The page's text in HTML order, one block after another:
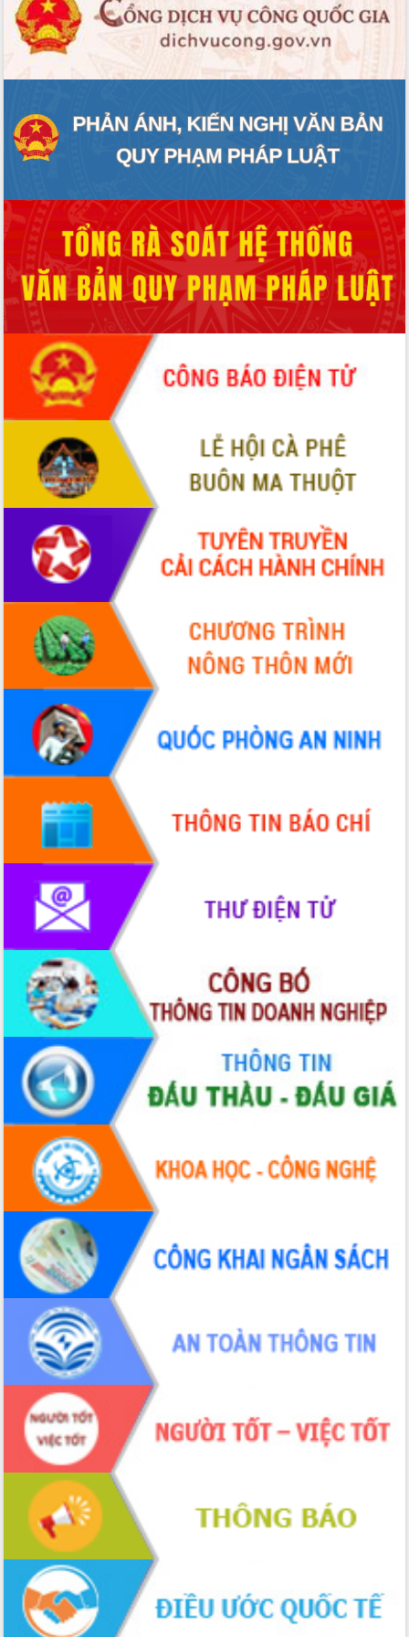
Lắk
Khơi thông điểm nghẽn, đẩy nhanh
giải ngân vốn khắc phục thiên tai
HĐND tỉnh thông qua điều chỉnh Quy
Hội thảo góp ý hồ sơ điều chỉnh quy
hoạch tỉnh Đắk Lắk thời kỳ 2021-2030,
tầm nhìn đến năm 2050
doanh nghiệp nhà nước
Hội nghị triển khai kết nối mạng
truyền số liệu chuyên dùng phục vụ cơ
quan Đảng, Nhà nước
Lễ phát động chuỗi hoạt động chung
tay làm sạch môi trường
Xã Ea Kar bước chuyển mình trong
công tác cải cách hành chính mô hình
mới
UBND tỉnh họp báo định kỳ tháng 4
năm 2026
Hội thảo khoa học “Giải pháp thúc đẩy
phát triển nền kinh tế xanh tại tỉnh
Đắk Lắk”
Tăng cường giám sát, đôn đốc thực
hiện nhiệm vụ quản lý tài sản công
hàng tuần
Tháo gỡ những vướng mắc, đẩy mạnh
công tác cải cách thủ tục hành chính
tại Trung tâm Phục vụ hành chính
công tỉnh
Đắk Lắk: Tôn vinh 46 giải pháp tại Hội
thi Sáng tạo Kỹ thuật 2024 - 2025
Đắk Lắk rà soát, điều chỉnh Đề án 190
về phát triển nuôi trồng thủy sản
Phó Chủ tịch UBND tỉnh Đắk Lắk
Trương Công Thái kiểm tra thực địa
Dự án cao tốc Khánh Hòa - Buôn Ma
Thuột
Định vị cà phê Việt Nam như một “di
sản sống” trong dòng chảy toàn cầu
Xây dựng nông thôn mới: Nâng cao đời
sống người dân từ những mô hình thiết
thực
Quyết liệt tháo gỡ vướng mắc, đẩy
nhanh tiến độ các dự án trọng điểm
trong Khu kinh tế Nam Phú Yên
Hòn Yến phát triển du lịch gắn với bảo
tồn biển
Lấy ý kiến điều chỉnh Quy hoạch tỉnh
Đắk Lắk thời kỳ 2021-2030, tầm nhìn
đến năm 2050
Phát động chiến dịch 30 ngày đêm
giải phóng mặt bằng Tuyến đường bộ
ven biển
Đắk Lắk nỗ lực thúc đẩy tăng trưởng
kinh tế từ 10% trở lên trong Quý
II/2026
Đắk Lắk ký kết thỏa thuận hợp tác về
chuyển đổi số giai đoạn 2026 – 2030
với Tập đoàn Bưu chính Viễn thông
Việt Nam
Thứ trưởng Bộ Y tế làm việc với tỉnh
Đắk Lắk về phát triển nhân lực y tế
cho trạm y tế cấp xã
Du lịch Đắk Lắk nâng tầm trải nghiệm
du khách thông qua Hệ thống cơ sở dữ
liệu và Bản đồ số
Tập huấn ứng dụng trí tuệ nhân tạo (AI)
trong thương mại điện tử năm 2026
Đoàn đại biểu Quốc hội tỉnh Đắk Lắk
trao đổi thông tin trước Kỳ họp thứ
nhất, Quốc hội khóa XVI
Quyết liệt cải cách hành chính, khơi
thông nguồn lực phát triển
Nâng cao hiệu lực, hiệu quả HĐND
tỉnh thông qua hiện đại hóa hành chính
Xã Ea Phê gắn cải cách hành chính với
chuyển đổi số
Phó Chủ tịch Thường trực UBND tỉnh
Hồ Thị Nguyên Thảo làm việc tại Trung
tâm Phục vụ hành chính công xã Ea